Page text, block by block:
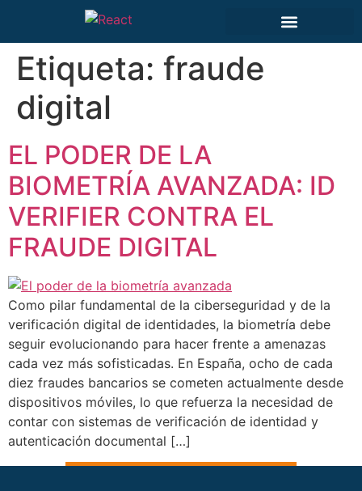
Etiqueta: fraude
digital
EL PODER DE LA
BIOMETRÍA AVANZADA: ID
VERIFIER CONTRA EL
FRAUDE DIGITAL
Como pilar fundamental de la ciberseguridad y de la
verificación digital de identidades, la biometría debe
seguir evolucionando para hacer frente a amenazas
cada vez más sofisticadas. En España, ocho de cada
diez fraudes bancarios se cometen actualmente desde
dispositivos móviles, lo que refuerza la necesidad de
contar con sistemas de verificación de identidad y
autenticación documental […]